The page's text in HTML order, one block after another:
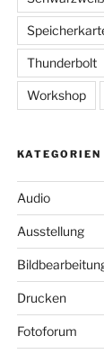
Thunderbolt
Workshop
KATEGORIEN
Audio
Ausstellung
Drucken
Fotoforum